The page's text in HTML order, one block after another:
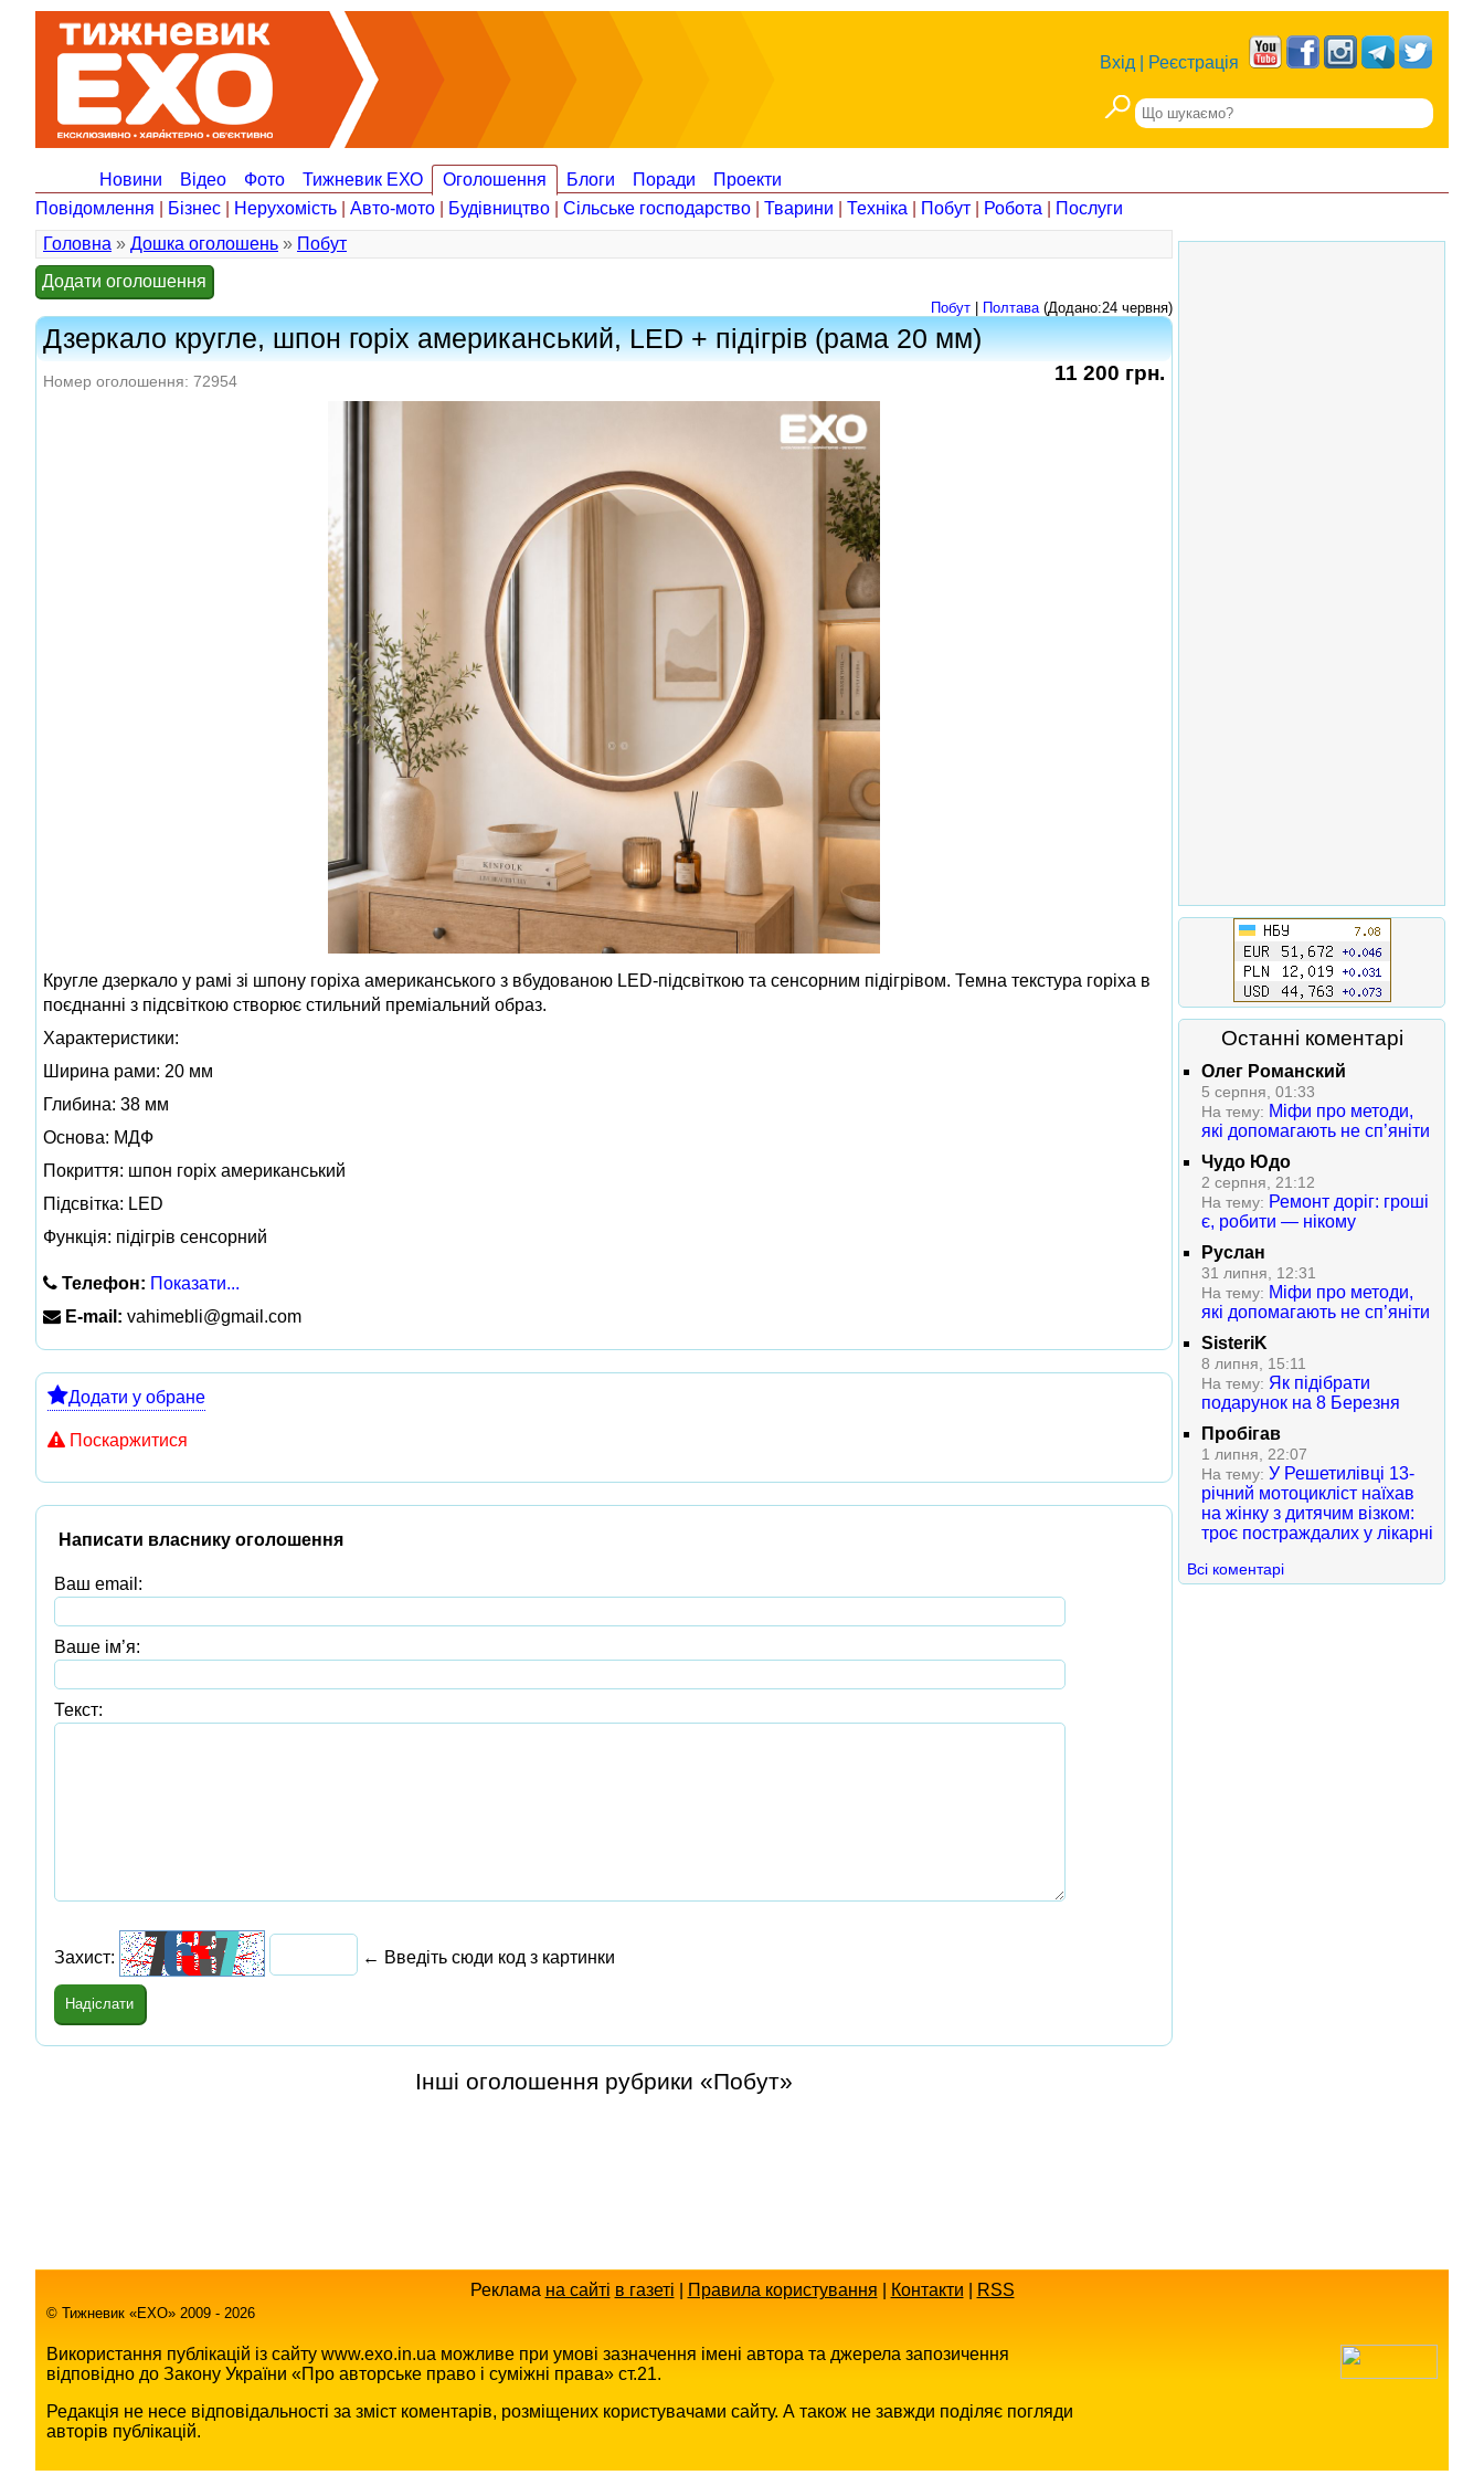
Вхід Реєстрація
Новини Відео Фото Тижневик ЕХО Оголошення Блоги Поради
Проекти
Повідомлення
Бізнес Нерухомість Авто-мото Будівництво Сільське господарство Тварини Техніка Побут Робота
Послуги
Головна » Дошка оголошень » Побут
Додати оголошення
Побут Полтава(Додано:24 червня)
Дзеркало кругле, шпон горіх американський, LED + підігрів (рама 20 мм)
11 200 грн.
Номер оголошення: 72954
Кругле дзеркало у рамі зі шпону горіха американського з вбудованою LED-підсвіткою та сенсорним підігрівом. Темна текстура горіха в
поєднанні з підсвіткою створює стильний преміальний образ.
Характеристики:
Ширина рами: 20 мм
Глибина: 38 мм
Основа: МДФ
Покриття: шпон горіх американський
Підсвітка: LED
Функція: підігрів сенсорний
Телефон: Показати...
E-mail: vahimebli@gmail.com
Додати у обране
Поскаржитися
Написати власнику оголошення
Ваш email:
Ваше ім’я:
Текст:
Захист: ← Введіть сюди код з картинки
Інші оголошення рубрики «Побут»
Останні коментарі
Олег Романский
5 серпня, 01:33
На тему: Міфи про методи,
які допомагають не сп’яніти
Чудо Юдо
2 серпня, 21:12
На тему: Ремонт доріг: гроші
є, робити — нікому
Руслан
31 липня, 12:31
На тему: Міфи про методи,
які допомагають не сп’яніти
SisteriK
8 липня, 15:11
На тему: Як підібрати
подарунок на 8 Березня
Пробігав
1 липня, 22:07
На тему: У Решетилівці 13-
річний мотоцикліст наїхав
на жінку з дитячим візком:
троє постраждалих у лікарні
Всі коментарі
Реклама на сайті в газеті Правила користування Контакти RSS
© Тижневик «EХO» 2009 - 2026
Використання публікацій із сайту www.exo.in.ua можливе при умові зазначення імені автора та джерела запозичення
відповідно до Закону України «Про авторське право і суміжні права» ст.21.
Редакція не несе відповідальності за зміст коментарів, розміщених користувачами сайту. А також не завжди поділяє погляди
авторів публікацій.